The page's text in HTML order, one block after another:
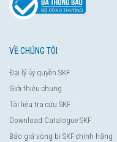
VỀ CHÚNG TÔI
Đại lý ủy quyền SKF
Giới thiệu chung
Tài liệu tra cứu SKF
Download Catalogue SKF
Báo giá vòng bi SKF chính hãng